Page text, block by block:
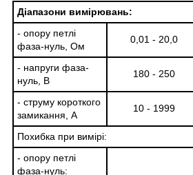
Діапазони вимірювань:
- опору петлі
фаза-нуль, Ом
0,01 - 20,0
- напруги фаза-
нуль, В
180 - 250
- струму короткого
замикання, А
10 - 1999
Похибка при вимірі:
- опору петлі
фаза-нуль: